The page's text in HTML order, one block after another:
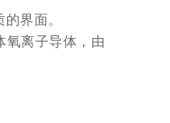
界面。
氧离子导体，由